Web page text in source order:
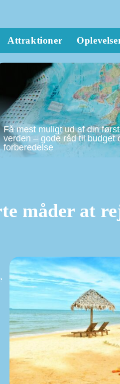
Attraktioner
Få mest muligt ud af din
verden – gode råd til budget
forberedelse
måder at